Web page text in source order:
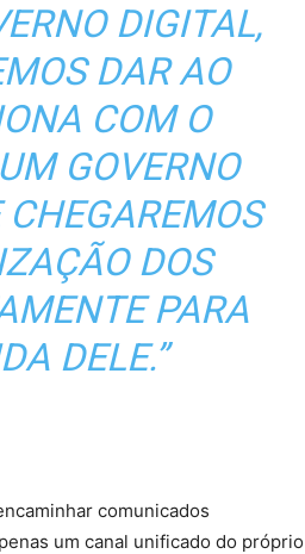
DIGITAL,
DAR AO
COM O
GOVERNO
DOS
PARA
DELE.”
comunicados
um canal unificado do próprio